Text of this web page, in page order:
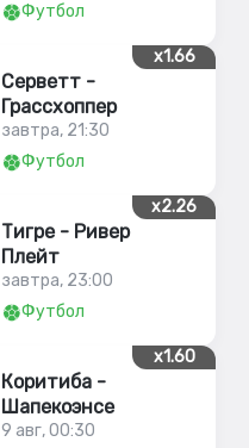
Футбол
x1.66
Серветт -
Грассхоппер
завтра, 21:30
Футбол
x2.26
Тигре - Ривер
Плейт
завтра, 23:00
Футбол
x1.60
Коритиба -
Шапекоэнсе
9 авг, 00:30